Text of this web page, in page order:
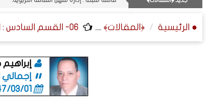
قائمة مُثبتة : مشرف منهل الثقافة التربوية. ● الرئيسية ﴿المقالات﴾ .... 06- القسم السادس : الثقافة ﴿الزمنية - الإعلامية - العامة﴾.
إبراهيم
إجمالي
1447/03/01